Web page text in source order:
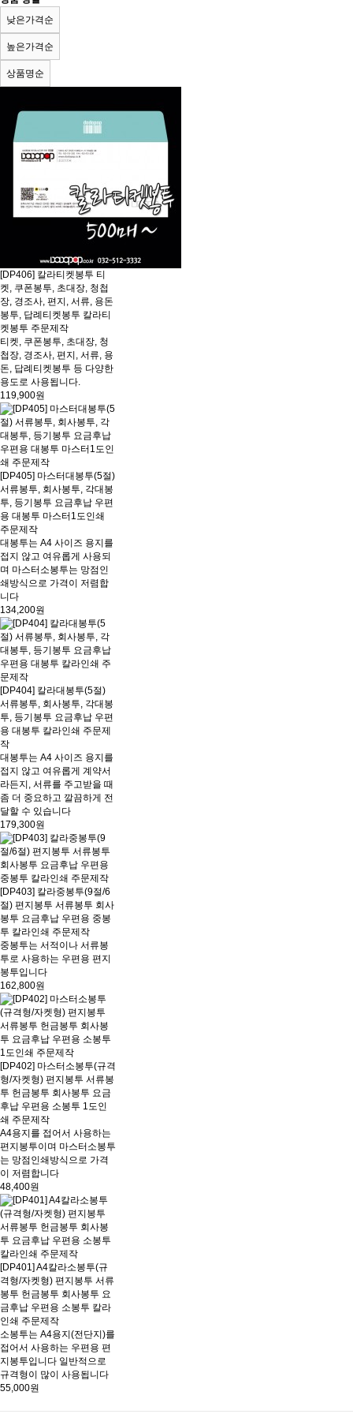
낮은가격순
높은가격순
상품명순
[DP406] 칼라티켓봉투 티
켓, 쿠폰봉투, 초대장, 청첩
장, 경조사, 편지, 서류, 용돈
봉투, 답례티켓봉투 칼라티
켓봉투 주문제작
티켓, 쿠폰봉투, 초대장, 청
첩장, 경조사, 편지, 서류, 용
돈, 답례티켓봉투 등 다양한
용도로 사용됩니다.
119,900원
[DP405] 마스터대봉투(5절)
서류봉투, 회사봉투, 각대봉
투, 등기봉투 요금후납 우편
용 대봉투 마스터1도인쇄
주문제작
대봉투는 A4 사이즈 용지를
접지 않고 여유롭게 사용되
며 마스터소봉투는 망점인
쇄방식으로 가격이 저렴합
니다
134,200원
[DP404] 칼라대봉투(5절)
서류봉투, 회사봉투, 각대봉
투, 등기봉투 요금후납 우편
용 대봉투 칼라인쇄 주문제
작
대봉투는 A4 사이즈 용지를
접지 않고 여유롭게 계약서
라든지, 서류를 주고받을 때
좀 더 중요하고 깔끔하게 전
달할 수 있습니다
179,300원
[DP403] 칼라중봉투(9절/6
절) 편지봉투 서류봉투 회사
봉투 요금후납 우편용 중봉
투 칼라인쇄 주문제작
중봉투는 서적이나 서류봉
투로 사용하는 우편용 편지
봉투입니다
162,800원
[DP402] 마스터소봉투(규격
형/자켓형) 편지봉투 서류봉
투 헌금봉투 회사봉투 요금
후납 우편용 소봉투 1도인
쇄 주문제작
A4용지를 접어서 사용하는
편지봉투이며 마스터소봉투
는 망점인쇄방식으로 가격
이 저렴합니다
48,400원
[DP401] A4칼라소봉투(규
격형/자켓형) 편지봉투 서류
봉투 헌금봉투 회사봉투 요
금후납 우편용 소봉투 칼라
인쇄 주문제작
소봉투는 A4용지(전단지)를
접어서 사용하는 우편용 편
지봉투입니다 일반적으로
규격형이 많이 사용됩니다
55,000원